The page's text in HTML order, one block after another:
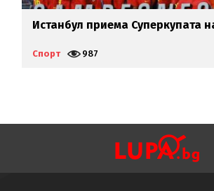
Истанбул приема Суперкупата
Спорт 987